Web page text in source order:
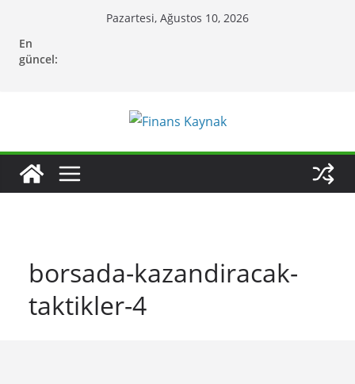
content
Pazartesi, Ağustos 10, 2026
En
güncel:
borsada-kazandiracak-
taktikler-4